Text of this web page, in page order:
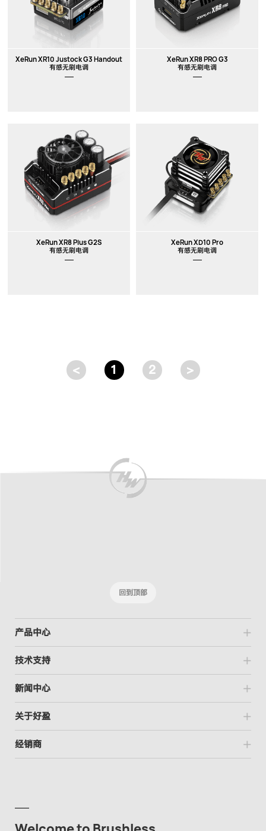
XeRun XR10 Justock G3 Handout
有感无刷电调
XeRun XR8 PRO G3
有感无刷电调
XeRun XR8 Plus G2S
有感无刷电调
XeRun XD10 Pro
有感无刷电调
< 1 2 >
回到顶部
产品中心
技术支持
新闻中心
关于好盈
经销商